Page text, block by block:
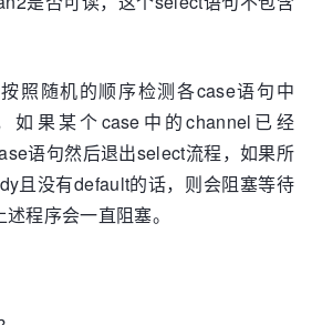
chan1 <-
1
{
chan2 <-
1
照随机的顺序检测各case语句中
如果某个case中的channel已经
语句然后退出select流程，如果所
且没有default的话，则会阻塞等待
程序会一直阻塞。